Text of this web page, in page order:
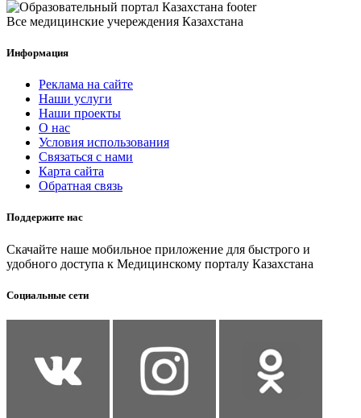
Все медицинские учереждения Казахстана
Информация
Реклама на сайте
Наши услуги
Наши проекты
О нас
Условия использования
Связаться с нами
Карта сайта
Обратная связь
Поддержите нас
Скачайте наше мобильное приложение для быстрого и
удобного доступа к Медицинскому порталу Казахстана
Социальные сети